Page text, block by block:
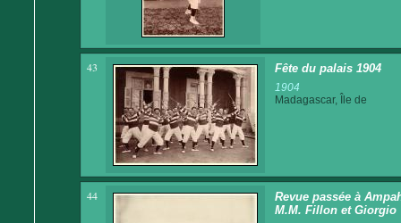
43 Fête du palais 1904
1904
Madagascar, Île de
44
Revue passée à
M.M. Fillon et Giorgio